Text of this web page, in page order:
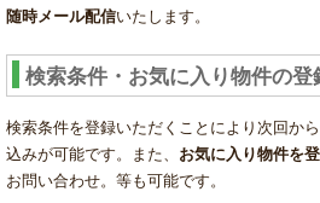
随時メール配信いたします。
検索条件・お気に入り物件の登
検索条件を登録いただくことにより次回か
込みが可能です。また、 お気に入り物件を
お問い合わせ。等も可能です。